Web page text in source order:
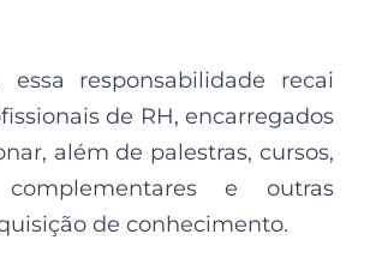
essa responsabilidade recai
de RH, encarregados
além de palestras, cursos,
complementares e outras
de conhecimento.